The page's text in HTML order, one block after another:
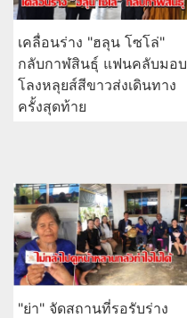
เคลื่อนร่าง "ฮลุน โซโล่"
กลับกาฬสินธุ์ แฟนคลับมอบ
โลงหลุยส์สีขาวส่งเดินทาง
ครั้งสุดท้าย
"ย่า" จัดสถานที่รอรับร่าง